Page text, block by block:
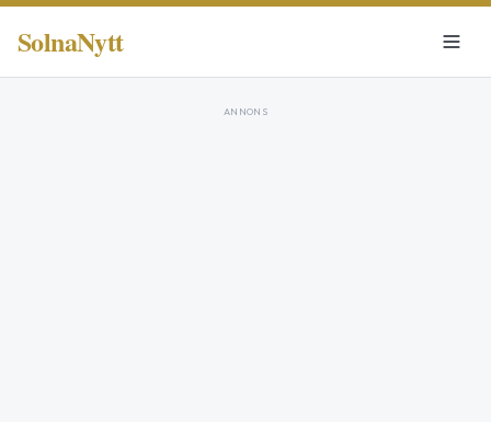
SolnaNytt
ANNONS